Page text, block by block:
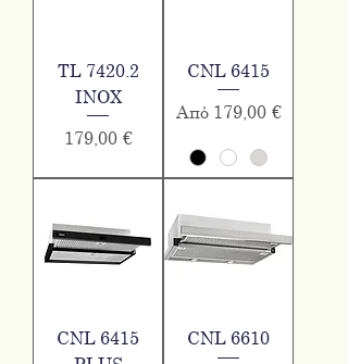
TL 7420.2
INOX
Τιμή
179,00 €
CNL 6415
Από 179,00 €
Τιμή Έκπτωσης
CNL 6415
CNL 6610